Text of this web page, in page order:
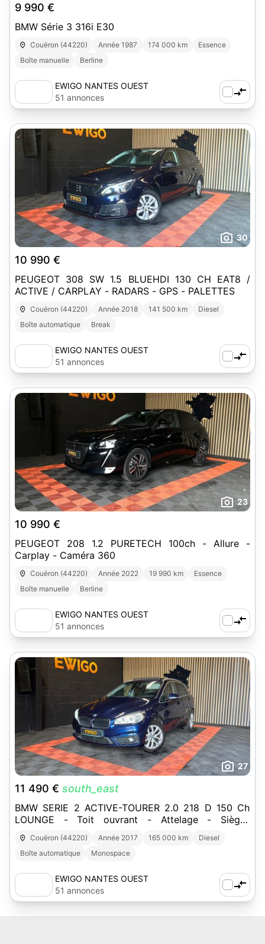
9 990 €
BMW Série 3 316i E30
Couëron (44220) Année 1987 174 000 km
Essence
Boîte manuelle
Berline
EWIGO NANTES OUEST
51 annonces
30
10 990 €
PEUGEOT 308 SW 1.5 BLUEHDI 130 CH EAT8 /
ACTIVE / CARPLAY - RADARS - GPS - PALETTES
Couëron (44220) Année 2018 141 500 km
Diesel
Boîte automatique
Break
EWIGO NANTES OUEST
51 annonces
23
10 990 €
PEUGEOT 208 1.2 PURETECH 100ch - Allure -
Carplay - Caméra 360
Couëron (44220) Année 2022 19 990 km
Essence
Boîte manuelle
Berline
EWIGO NANTES OUEST
51 annonces
27
11 490 € south_east
BMW SERIE 2 ACTIVE-TOURER 2.0 218 D 150 Ch
LOUNGE - Toit ouvrant - Attelage - Sièges
Chauffants - Hayon Elec
Couëron (44220) Année 2017 165 000 km
Diesel
Boîte automatique
Monospace
EWIGO NANTES OUEST
51 annonces